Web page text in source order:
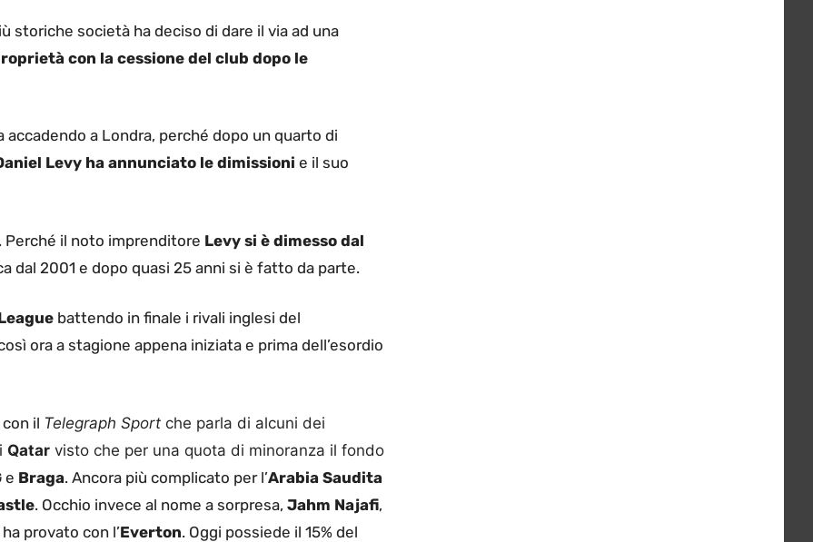
storiche società ha deciso di dare il via ad una
con la cessione del club dopo le
accadendo a Londra, perché dopo un quarto di
Levy ha annunciato le dimissioni e il suo
Perché il noto imprenditore Levy si è dimesso dal
dal 2001 e dopo quasi 25 anni si è fatto da parte.
battendo in finale i rivali inglesi del
ora a stagione appena iniziata e prima dell’esordio
il Telegraph Sport che parla di alcuni dei
Qatar visto che per una quota di minoranza il fondo
e Braga. Ancora più complicato per l’Arabia Saudita
. Occhio invece al nome a sorpresa, Jahm Najafi,
provato con l’Everton. Oggi possiede il 15% del